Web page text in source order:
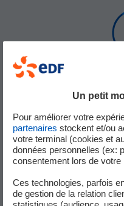
Explorer la faisabilité
la
Un petit
Pour améliorer votre
partenaires stockent et/ou
votre terminal (cookies et
données personnelles (ex:
consentement lors de votre
Ces technologies, parfois
de gestion de la relation